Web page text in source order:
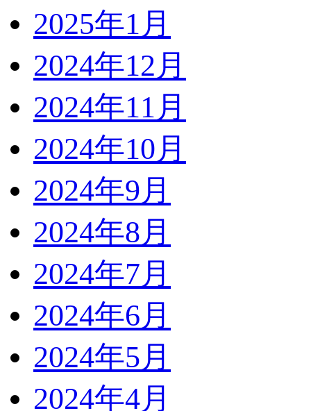
2025年1月
2024年12月
2024年11月
2024年10月
2024年9月
2024年8月
2024年7月
2024年6月
2024年5月
2024年4月